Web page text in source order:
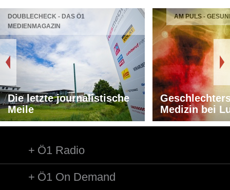
DOUBLECHECK - DAS Ö1
MEDIENMAGAZIN
Die letzte journalistische
Meile
AM PULS -
Medizin bei
Ö1 Radio
Ö1 On Demand